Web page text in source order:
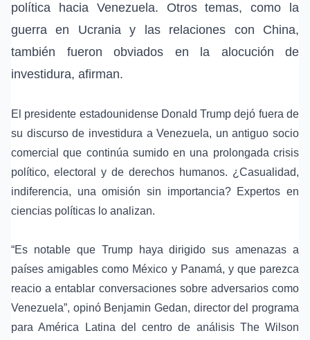
política hacia Venezuela. Otros temas, como la
guerra en Ucrania y las relaciones con China,
también fueron obviados en la alocución de
investidura, afirman.
El presidente estadounidense Donald Trump dejó fuera de
su discurso de investidura a Venezuela, un antiguo socio
comercial que continúa sumido en una prolongada crisis
político, electoral y de derechos humanos. ¿Casualidad,
indiferencia, una omisión sin importancia? Expertos en
ciencias políticas lo analizan.
“Es notable que Trump haya dirigido sus amenazas a
países amigables como México y Panamá, y que parezca
reacio a entablar conversaciones sobre adversarios como
Venezuela”, opinó Benjamin Gedan, director del programa
para América Latina del centro de análisis The Wilson